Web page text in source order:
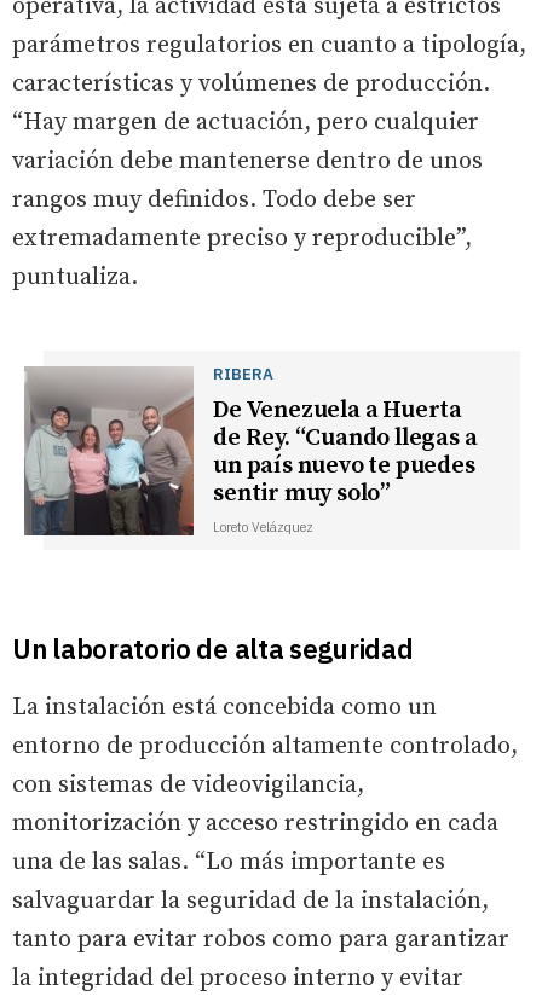
operativa, la actividad está sujeta a estrictos
parámetros regulatorios en cuanto a tipología,
características y volúmenes de producción.
“Hay margen de actuación, pero cualquier
variación debe mantenerse dentro de unos
rangos muy definidos. Todo debe ser
extremadamente preciso y reproducible”,
puntualiza.
RIBERA
De Venezuela a Huerta
de Rey. “Cuando llegas a
un país nuevo te puedes
sentir muy solo”
Loreto Velázquez
Un laboratorio de alta seguridad
La instalación está concebida como un
entorno de producción altamente controlado,
con sistemas de videovigilancia,
monitorización y acceso restringido en cada
una de las salas. “Lo más importante es
salvaguardar la seguridad de la instalación,
tanto para evitar robos como para garantizar
la integridad del proceso interno y evitar